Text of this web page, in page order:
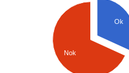
Ok
Nok